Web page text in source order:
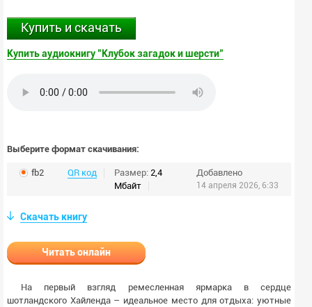
Купить и скачать
Купить аудиокнигу "Клубок загадок и шерсти"
Выберите формат скачивания:
fb2 QR код Размер: 2,4
Мбайт
Добавлено
14 апреля 2026, 6:33
Скачать книгу
Читать онлайн
На первый взгляд ремесленная ярмарка в сердце
шотландского Хайленда – идеальное место для отдыха: уютные